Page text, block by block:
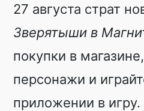
27 августа страт
Зверятыши в
покупки в
персонажи и
приложении в